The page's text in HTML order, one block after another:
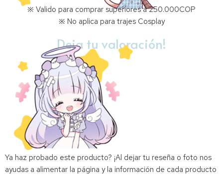
※ Valido para comprar superiores a 250.000COP
※ No aplica para trajes Cosplay
Deja tu valoración!
Ya haz probado este producto? ¡Al dejar tu reseña o foto nos
ayudas a alimentar la página y la información de cada producto